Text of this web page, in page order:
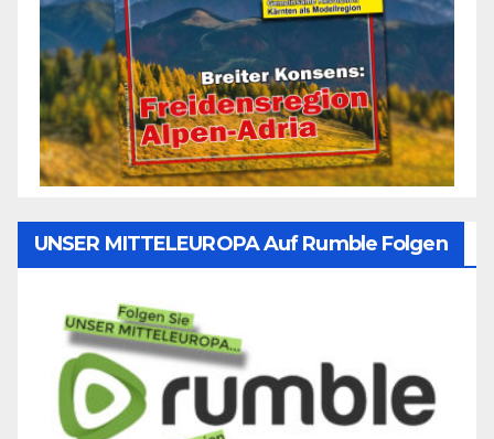
UNSER MITTELEUROPA Auf Rumble Folgen